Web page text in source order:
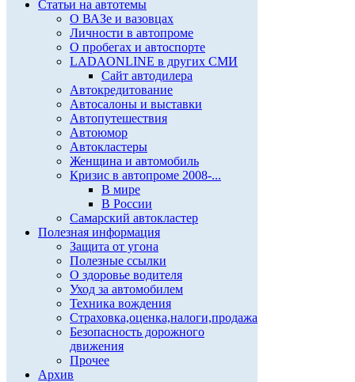
Статьи на автотемы
О ВАЗе и вазовцах
Личности в автопроме
О пробегах и автоспорте
LADAONLINE в других СМИ
Сайт автодилера
Автокредитование
Автосалоны и выставки
Автопутешествия
Автоюмор
Автокластеры
Женщина и автомобиль
Кризис в автопроме 2008-...
В мире
В России
Самарский автокластер
Полезная информация
Защита от угона
Полезные ссылки
О здоровье водителя
Уход за автомобилем
Техника вождения
Страховка,оценка,налоги,продажа
Безопасность дорожного
движения
Прочее
Архив